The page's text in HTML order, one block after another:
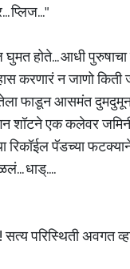
प्लिज..."
होते... आधी पुरुषाचा
करणारं न जाणो
फाडून आसमंत
शॉटने एक कलेवर
रिकॉईल पॅडच्या
धाड्....
परिस्थिती अवगत